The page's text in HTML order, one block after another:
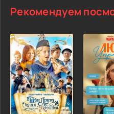
Рекомендуем